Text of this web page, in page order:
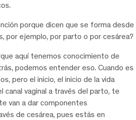
porque dicen que se forma desde
por ejemplo, por parto o por cesárea?
aquí tenemos conocimiento de
podemos entender eso. Cuando es
pero el inicio, el inicio de la vida
canal vaginal a través del parto, te
van a dar componentes
de cesárea, pues estás en